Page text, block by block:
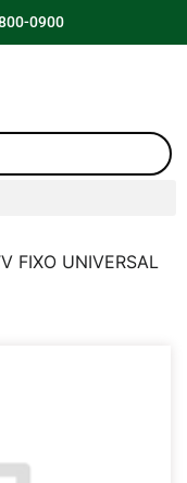
0900
FIXO UNIVERSAL